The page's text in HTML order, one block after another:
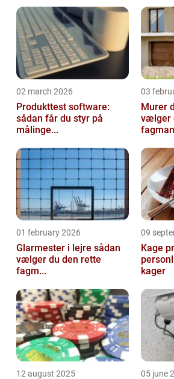
02 march 2026
Produkttest software:
sådan får du styr på
målinge...
03
Murer
vælger
01 february 2026
Glarmester i lejre sådan
vælger du den rette
fagm...
09
Kage
kager
12 august 2025 05 june